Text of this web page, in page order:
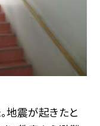
地震が起きたと